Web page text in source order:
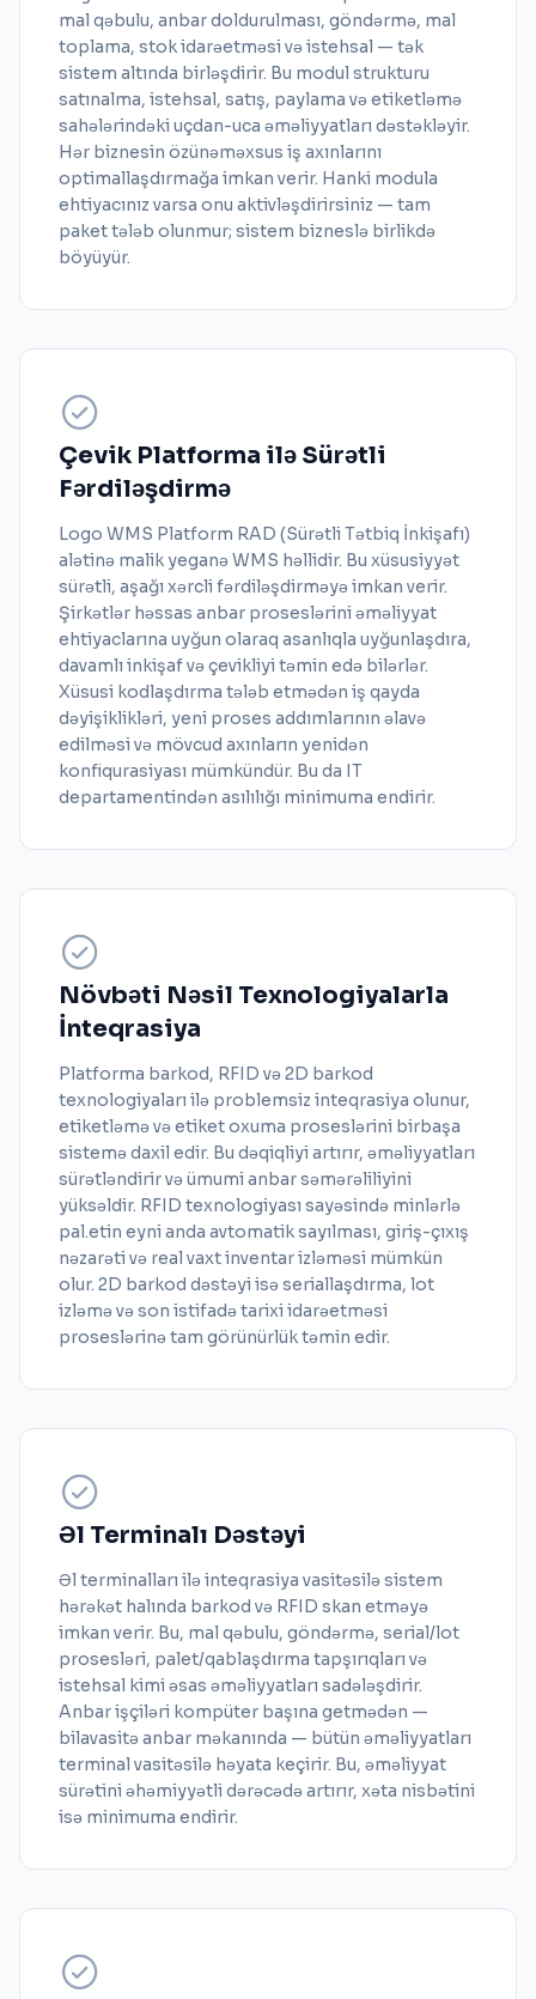
mal qəbulu, anbar doldurulması, göndərmə, mal
toplama, stok idarəetməsi və istehsal — tək
sistem altında birləşdirir. Bu modul strukturu
satınalma, istehsal, satış, paylama və etiketləmə
sahələrindəki uçdan-uca əməliyyatları dəstəkləyir.
Hər biznesin özünəməxsus iş axınlarını
optimallaşdırmağa imkan verir. Hanki modula
ehtiyacınız varsa onu aktivləşdirirsiniz — tam
paket tələb olunmur; sistem bizneslə birlikdə
böyüyür.
Çevik Platforma ilə Sürətli
Fərdiləşdirmə
Logo WMS Platform RAD (Sürətli Tətbiq İnkişafı)
alətinə malik yeganə WMS həllidir. Bu xüsusiyyət
sürətli, aşağı xərcli fərdiləşdirməyə imkan verir.
Şirkətlər həssas anbar proseslərini əməliyyat
ehtiyaclarına uyğun olaraq asanlıqla uyğunlaşdıra,
davamlı inkişaf və çevikliyi təmin edə bilərlər.
Xüsusi kodlaşdırma tələb etmədən iş qayda
dəyişiklikləri, yeni proses addımlarının əlavə
edilməsi və mövcud axınların yenidən
konfiqurasiyası mümkündür. Bu da IT
departamentindən asılılığı minimuma endirir.
Növbəti Nəsil Texnologiyalarla
İnteqrasiya
Platforma barkod, RFID və 2D barkod
texnologiyaları ilə problemsiz inteqrasiya olunur,
etiketləmə və etiket oxuma proseslərini birbaşa
sistemə daxil edir. Bu dəqiqliyi artırır, əməliyyatları
sürətləndirir və ümumi anbar səmərəliliyini
yüksəldir. RFID texnologiyası sayəsində minlərlə
pal.etin eyni anda avtomatik sayılması, giriş-çıxış
nəzarəti və real vaxt inventar izləməsi mümkün
olur. 2D barkod dəstəyi isə seriallaşdırma, lot
izləmə və son istifadə tarixi idarəetməsi
proseslərinə tam görünürlük təmin edir.
Əl Terminalı Dəstəyi
Əl terminalları ilə inteqrasiya vasitəsilə sistem
hərəkət halında barkod və RFID skan etməyə
imkan verir. Bu, mal qəbulu, göndərmə, serial/lot
prosesləri, palet/qablaşdırma tapşırıqları və
istehsal kimi əsas əməliyyatları sadələşdirir.
Anbar işçiləri kompüter başına getmədən —
bilavasitə anbar məkanında — bütün əməliyyatları
terminal vasitəsilə həyata keçirir. Bu, əməliyyat
sürətini əhəmiyyətli dərəcədə artırır, xəta nisbətini
isə minimuma endirir.